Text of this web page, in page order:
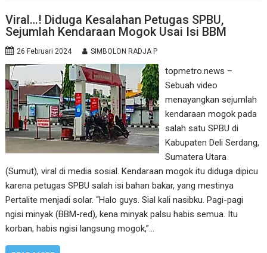
Viral…! Diduga Kesalahan Petugas SPBU,
Sejumlah Kendaraan Mogok Usai Isi BBM
26 Februari 2024 SIMBOLON RADJA P
topmetro.news –
Sebuah video
menayangkan sejumlah
kendaraan mogok pada
salah satu SPBU di
Kabupaten Deli Serdang,
Sumatera Utara
(Sumut), viral di media sosial. Kendaraan mogok itu diduga dipicu
karena petugas SPBU salah isi bahan bakar, yang mestinya
Pertalite menjadi solar. “Halo guys. Sial kali nasibku. Pagi-pagi
ngisi minyak (BBM-red), kena minyak palsu habis semua. Itu
korban, habis ngisi langsung mogok,”…